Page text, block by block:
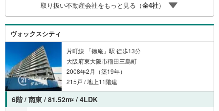
社のリフォームプランナーがご提案！5.定期的にご連絡を
繋ぎ、有事の際に迅速にサポートいたします弊社は専門家
同士が連携をとっているため、より多くの知見がございま
す。お気軽にお問合せください！
取り扱い不動産会社をもっと見る（全4社）
ヴォックスシティ
片町線 「徳庵」駅 徒歩13分
大阪府東大阪市稲田三島町
2008年2月（築19年）
215戸 / 地上11階建
6階 / 南東 / 81.52m2 / 4LDK